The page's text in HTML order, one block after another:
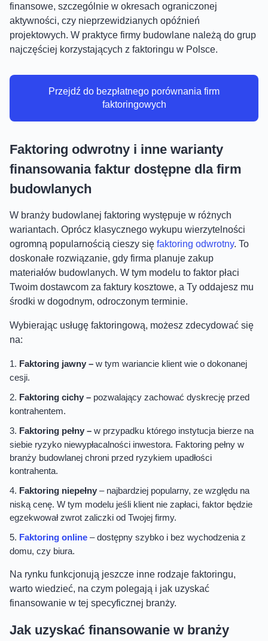
finansowe, szczególnie w okresach ograniczonej
aktywności, czy nieprzewidzianych opóźnień
projektowych. W praktyce firmy budowlane należą do grup
najczęściej korzystających z faktoringu w Polsce.
Przejdź do bezpłatnego porównania firm
faktoringowych
Faktoring odwrotny i inne warianty
finansowania faktur dostępne dla firm
budowlanych
W branży budowlanej faktoring występuje w różnych
wariantach. Oprócz klasycznego wykupu wierzytelności
ogromną popularnością cieszy się faktoring odwrotny. To
doskonałe rozwiązanie, gdy firma planuje zakup
materiałów budowlanych. W tym modelu to faktor płaci
Twoim dostawcom za faktury kosztowe, a Ty oddajesz mu
środki w dogodnym, odroczonym terminie.
Wybierając usługę faktoringową, możesz zdecydować się
na:
Faktoring jawny – w tym wariancie klient wie o dokonanej
cesji.
Faktoring cichy – pozwalający zachować dyskrecję przed
kontrahentem.
Faktoring pełny – w przypadku którego instytucja bierze na
siebie ryzyko niewypłacalności inwestora. Faktoring pełny w
branży budowlanej chroni przed ryzykiem upadłości
kontrahenta.
Faktoring niepełny – najbardziej popularny, ze względu na
niską cenę. W tym modelu jeśli klient nie zapłaci, faktor będzie
egzekwował zwrot zaliczki od Twojej firmy.
Faktoring online – dostępny szybko i bez wychodzenia z
domu, czy biura.
Na rynku funkcjonują jeszcze inne rodzaje faktoringu,
warto wiedzieć, na czym polegają i jak uzyskać
finansowanie w tej specyficznej branży.
Jak uzyskać finansowanie w branży